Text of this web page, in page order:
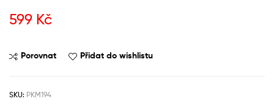
599 Kč
Porovnat Přidat do wishlistu
SKU: PKM194